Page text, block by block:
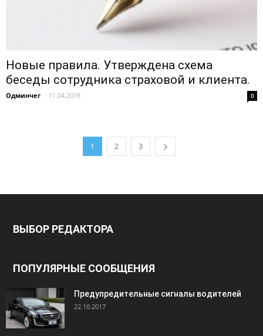
Новые правила. Утверждена схема
беседы сотрудника страховой и клиента.
Одминчег - 11.04.2018 0
1 2 3
ВЫБОР РЕДАКТОРА
ПОПУЛЯРНЫЕ СООБЩЕНИЯ
Предупредительные сигналы водителей
22.10.2017